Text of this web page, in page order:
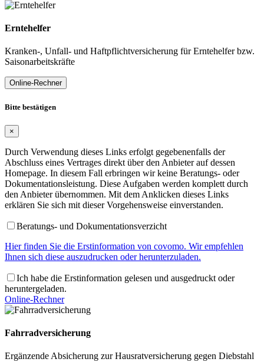
Erntehelfer
Kranken-, Unfall- und Haftpflichtversicherung für Erntehelfer bzw.
Saisonarbeitskräfte
Online-Rechner
Bitte bestätigen
×
Durch Verwendung dieses Links erfolgt gegebenenfalls der
Abschluss eines Vertrages direkt über den Anbieter auf dessen
Homepage. In diesem Fall erbringen wir keine Beratungs- oder
Dokumentationsleistung. Diese Aufgaben werden komplett durch
den Anbieter übernommen. Mit dem Anklicken dieses Links
erklären Sie sich mit dieser Vorgehensweise einverstanden.
Beratungs- und Dokumentationsverzicht
Hier finden Sie die Erstinformation von covomo. Wir empfehlen
Ihnen sich diese auszudrucken oder herunterzuladen.
Ich habe die Erstinformation gelesen und ausgedruckt oder
heruntergeladen.
Online-Rechner
Fahrradversicherung
Ergänzende Absicherung zur Hausratversicherung gegen Diebstahl